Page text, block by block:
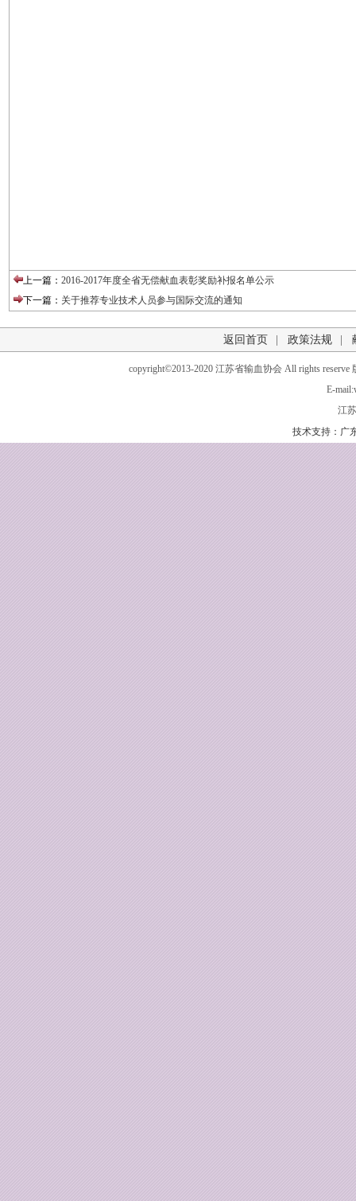
上一篇： 2016-2017年度全省无偿献血表彰奖励补报名单公示
下一篇： 关于推荐专业技术人员参与国际交流的通知
返回首页 政策法规
copyright©2013-2020 江苏省输血协会 All rights
E-
江
技术支持：广